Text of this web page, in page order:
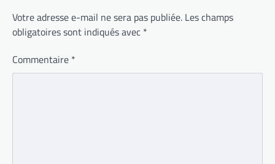
Votre adresse e-mail ne sera pas publiée. Les champs
obligatoires sont indiqués avec *
Commentaire *